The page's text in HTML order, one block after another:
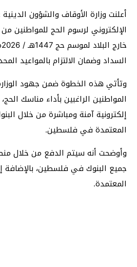
أعلنت وزارة الأوقاف والشؤون
الإلكتروني لرسوم الحج للمواطنين
السداد وضمان الالتزام بالمواعيد
وتأتي هذه الخطوة ضمن جهود
المواطنين الراغبين بأداء مناسك
إلكترونية آمنة ومباشرة من خلال
المعتمدة في فلسطين.
جميع البنوك في فلسطين، بالإضافة
المعتمدة.